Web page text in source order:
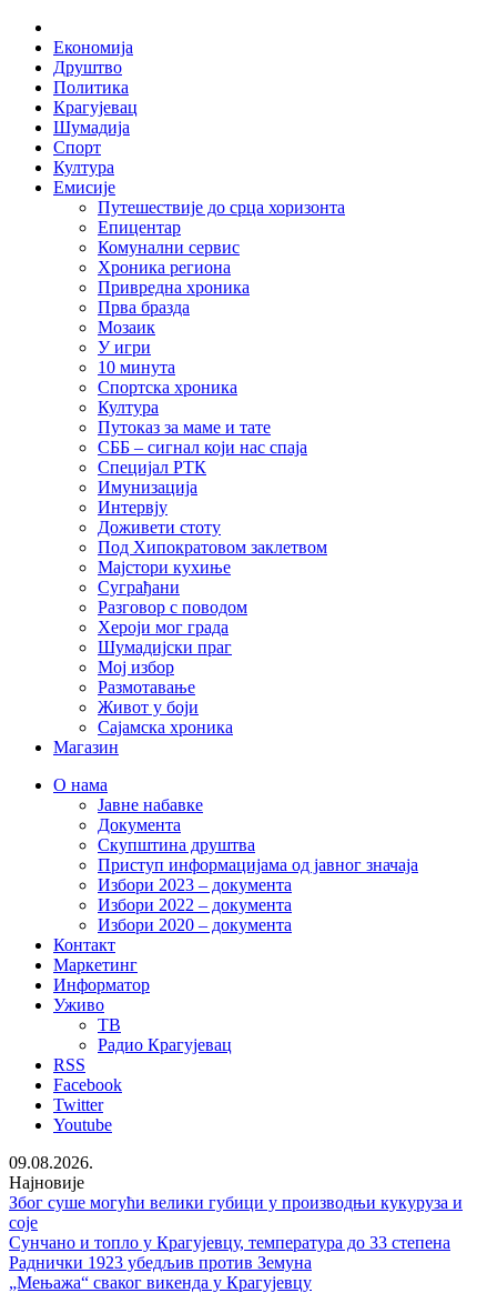
Skip
content
Економија
Друштво
Политика
Крагујевац
Шумадија
Спорт
Култура
Емисије
Путешествије до срца хоризонта
Епицентар
Комунални сервис
Хроника региона
Привредна хроника
Прва бразда
Мозаик
У игри
10 минута
Спортска хроника
Култура
Путоказ за маме и тате
СББ – сигнал који нас спаја
Специјал РТК
Имунизација
Интервју
Доживети стоту
Под Хипократовом заклетвом
Мајстори кухиње
Суграђани
Разговор с поводом
Хероји мог града
Шумадијски праг
Мој избор
Размотавање
Живот у боји
Сајамска хроника
Магазин
О нама
Јавне набавке
Документа
Скупштина друштва
Приступ информацијама од јавног значаја
Избори 2023 – документа
Избори 2022 – документа
Избори 2020 – документа
Контакт
Маркетинг
Информатор
Уживо
ТВ
Радио Крагујевац
RSS
Facebook
Twitter
Youtube
09.08.2026.
Најновије
Због суше могући велики губици у производњи кукуруза и
соје
Сунчано и топло у Крагујевцу, температура до 33 степена
Раднички 1923 убедљив против Земуна
„Мењажа“ сваког викенда у Крагујевцу